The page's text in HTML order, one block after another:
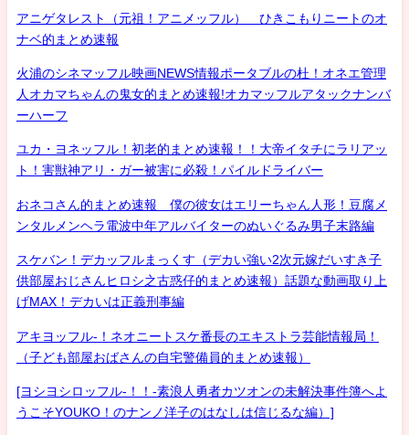
アニゲタレスト（元祖！アニメッフル） ひきこもりニートのオ
ナベ的まとめ速報
火浦のシネマッフル映画NEWS情報ポータブルの杜！オネエ管理
人オカマちゃんの鬼女的まとめ速報!オカマッフルアタックナンバ
ーハーフ
ユカ・ヨネッフル！初老的まとめ速報！！大帝イタチにラリアッ
ト！害獣神アリ・ガー被害に必殺！パイルドライバー
おネコさん的まとめ速報 僕の彼女はエリーちゃん人形！豆腐メ
ンタルメンヘラ電波中年アルバイターのぬいぐるみ男子末路編
スケバン！デカッフルまっくす（デカい強い2次元嫁だいすき子
供部屋おじさんヒロシ之古惑仔的まとめ速報）話題な動画取り上
げMAX！デカいは正義刑事編
アキヨッフル-！ネオニートスケ番長のエキストラ芸能情報局！
（子ども部屋おばさんの自宅警備員的まとめ速報）
[ヨシヨシロッフル-！！-素浪人勇者カツオンの未解決事件簿へよ
うこそYOUKO！のナンノ洋子のはなしは信じるな編）]